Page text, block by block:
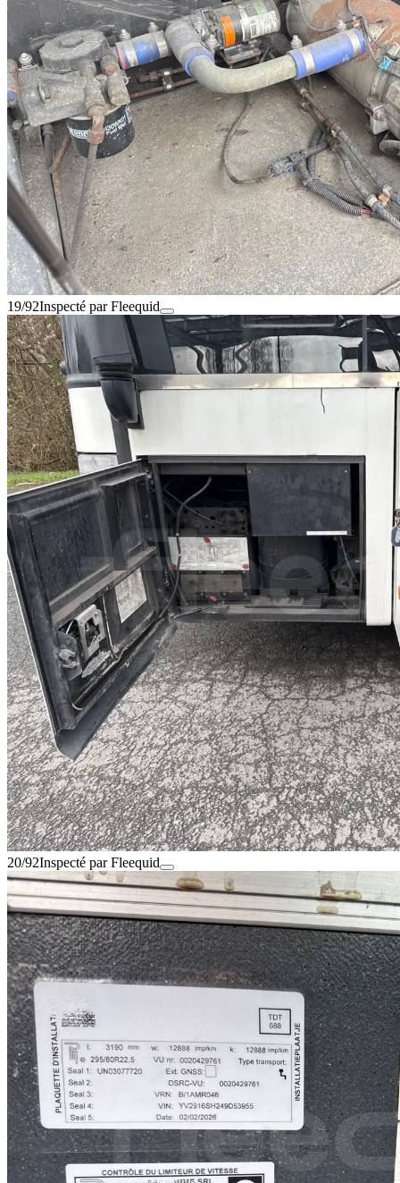
19/92Inspecté par Fleequid
20/92Inspecté par Fleequid